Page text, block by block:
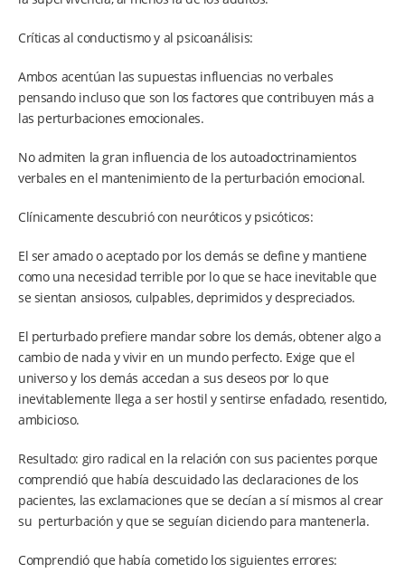
Críticas al conductismo y al psicoanálisis:
Ambos acentúan las supuestas influencias no verbales
pensando incluso que son los factores que contribuyen más a
las perturbaciones emocionales.
No admiten la gran influencia de los autoadoctrinamientos
verbales en el mantenimiento de la perturbación emocional.
Clínicamente descubrió con neuróticos y psicóticos:
El ser amado o aceptado por los demás se define y mantiene
como una necesidad terrible por lo que se hace inevitable que
se sientan ansiosos, culpables, deprimidos y despreciados.
El perturbado prefiere mandar sobre los demás, obtener algo a
cambio de nada y vivir en un mundo perfecto. Exige que el
universo y los demás accedan a sus deseos por lo que
inevitablemente llega a ser hostil y sentirse enfadado, resentido,
ambicioso.
Resultado: giro radical en la relación con sus pacientes porque
comprendió que había descuidado las declaraciones de los
pacientes, las exclamaciones que se decían a sí mismos al crear
su perturbación y que se seguían diciendo para mantenerla.
Comprendió que había cometido los siguientes errores: